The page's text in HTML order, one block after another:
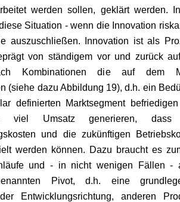
werden sollen, geklärt werden.
Situation - wenn die Innovation
auszuschließen. Innovation ist als
von ständigem vor und zurück
Kombinationen die auf dem
(siehe dazu Abbildung 19), d.h. ein
definierten Marktsegment
viel Umsatz generieren, dass
und die zukünftigen
werden können. Dazu braucht es
und - in nicht wenigen Fällen -
Pivot, d.h. eine
Entwicklungsrichtung, anderen